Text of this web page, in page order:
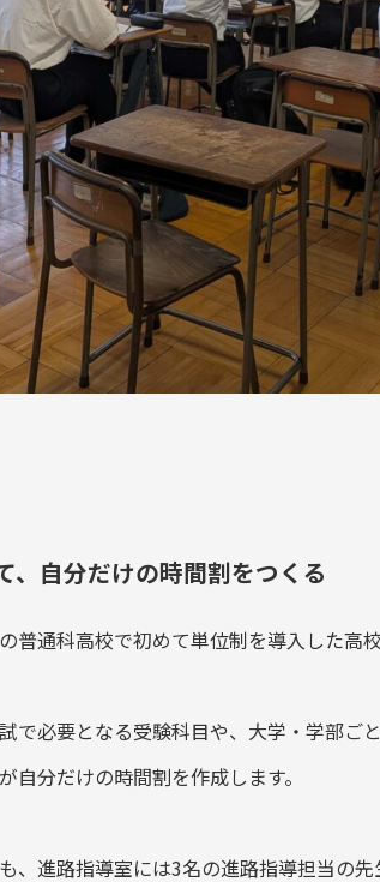
、自分だけの時間割をつくる
普通科高校で初めて単位制を導入した高校
で必要となる受験科目や、大学・学部ご
自分だけの時間割を作成します。
、進路指導室には3名の進路指導担当の